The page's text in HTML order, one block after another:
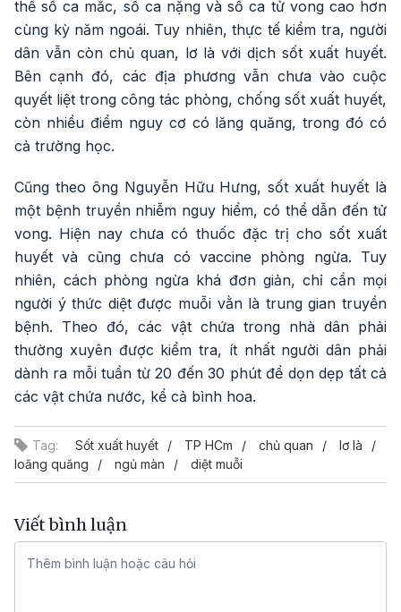
thể số ca mắc, số ca nặng và số ca tử vong cao hơn
cùng kỳ năm ngoái. Tuy nhiên, thực tế kiểm tra, người
dân vẫn còn chủ quan, lơ là với dịch sốt xuất huyết.
Bên cạnh đó, các địa phương vẫn chưa vào cuộc
quyết liệt trong công tác phòng, chống sốt xuất huyết,
còn nhiều điểm nguy cơ có lăng quăng, trong đó có
cả trường học.
Cũng theo ông Nguyễn Hữu Hưng, sốt xuất huyết là
một bệnh truyền nhiễm nguy hiểm, có thể dẫn đến tử
vong. Hiện nay chưa có thuốc đặc trị cho sốt xuất
huyết và cũng chưa có vaccine phòng ngừa. Tuy
nhiên, cách phòng ngừa khá đơn giản, chỉ cần mọi
người ý thức diệt được muỗi vằn là trung gian truyền
bệnh. Theo đó, các vật chứa trong nhà dân phải
thường xuyên được kiểm tra, ít nhất người dân phải
dành ra mỗi tuần từ 20 đến 30 phút để dọn dẹp tất cả
các vật chứa nước, kể cả bình hoa.
Tag: Sốt xuất huyết TP HCm chủ quan
lơ là
loăng quăng
ngủ màn diệt muỗi
Viết bình luận